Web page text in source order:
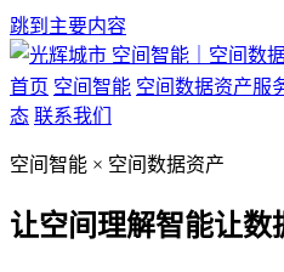
跳到主要内容
空间智能｜空间数
首页 空间智能 空间数据资产服
态 联系我们
空间智能 × 空间数据资产
让空间理解智能让数